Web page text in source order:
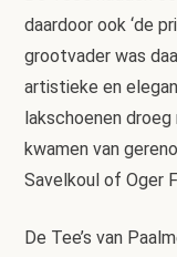
daardoor ook ‘de
grootvader was
artistieke en
lakschoenen
kwamen van
Savelkoul of Oger
De Tee’s van